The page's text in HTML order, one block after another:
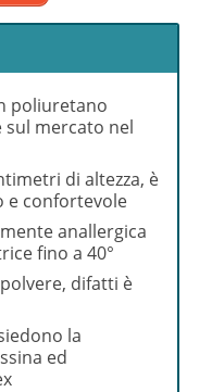
poliuretano
sul mercato nel
di altezza, è
e confortevole
anallergica
fino a 40°
difatti è
la
ed